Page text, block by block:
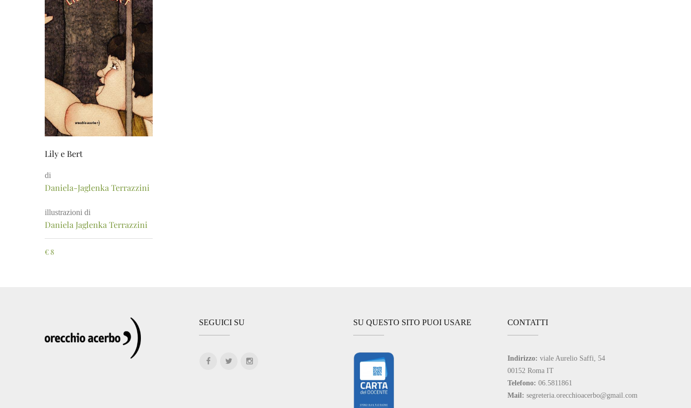
Lily e Bert
di
Daniela-Jaglenka Terrazzini
illustrazioni di
Daniela Jaglenka Terrazzini
€8
SEGUICI SU SU QUESTO SITO PUOI USARE CONTATTI
Indirizzo: viale Aurelio Saffi, 54
00152 Roma IT
Telefono: 06.5811861
Mail: segreteria.orecchioacerbo@gmail.com